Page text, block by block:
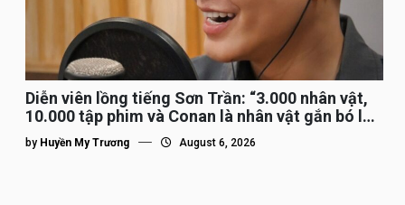
Diễn viên lồng tiếng Sơn Trần: “3.000 nhân vật,
10.000 tập phim và Conan là nhân vật gắn bó lâu
nhất”
by Huyền My Trương August 6, 2026